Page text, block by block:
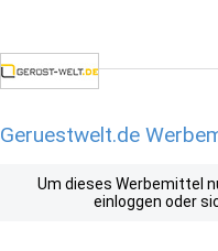
Geruestwelt.de
Um dieses Werbemittel
einloggen oder